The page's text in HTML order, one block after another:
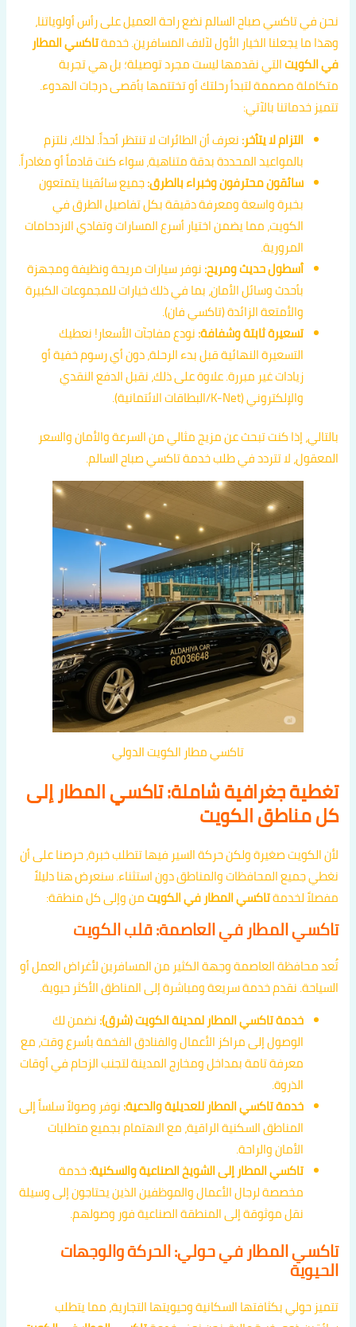
نحن في تاكسي صباح السالم نضع راحة العميل على رأس أولوياتنا،
وهذا ما يجعلنا الخيار الأول لآلاف المسافرين. خدمةتاكسي المطار
في الكويتالتي نقدمها ليست مجرد توصيلة؛ بل هي تجربة
متكاملة مصممة لتبدأ رحلتك أو تختتمها بأقصى درجات الهدوء.
تتميز خدماتنا بالآتي:
التزام لا يتأخر:نعرف أن الطائرات لا تنتظر أحداً. لذلك، نلتزم
بالمواعيد المحددة بدقة متناهية، سواء كنت قادماً أو مغادراً.
سائقون محترفون وخبراء بالطرق:جميع سائقينا يتمتعون
بخبرة واسعة ومعرفة دقيقة بكل تفاصيل الطرق في
الكويت، مما يضمن اختيار أسرع المسارات وتفادي الازدحامات
المرورية.
أسطول حديث ومريح:نوفر سيارات مريحة ونظيفة ومجهزة
بأحدث وسائل الأمان، بما في ذلك خيارات للمجموعات الكبيرة
والأمتعة الزائدة (تاكسي فان).
تسعيرة ثابتة وشفافة:نودع مفاجآت الأسعار! نعطيك
التسعيرة النهائية قبل بدء الرحلة، دون أي رسوم خفية أو
زيادات غير مبررة. علاوة على ذلك، نقبل الدفع النقدي
والإلكتروني (K-Net/البطاقات الائتمانية).
بالتالي، إذا كنت تبحث عن مزيج مثالي من السرعة والأمان والسعر
المعقول، لا تتردد في طلب خدمة تاكسي صباح السالم.
تاكسي مطار الكويت الدولي
تغطية جغرافية شاملة: تاكسي المطار إلى
كل مناطق الكويت
لأن الكويت صغيرة ولكن حركة السير فيها تتطلب خبرة، حرصنا على أن
نغطي جميع المحافظات والمناطق دون استثناء. سنعرض هنا دليلاً
مفصلاً لخدمةتاكسي المطار في الكويتمن وإلى كل منطقة:
تاكسي المطار في العاصمة: قلب الكويت
تُعد محافظة العاصمة وجهة الكثير من المسافرين لأغراض العمل أو
السياحة. نقدم خدمة سريعة ومباشرة إلى المناطق الأكثر حيوية.
خدمة تاكسي المطار لمدينة الكويت (شرق):نضمن لك
الوصول إلى مراكز الأعمال والفنادق الفخمة بأسرع وقت، مع
معرفة تامة بمداخل ومخارج المدينة لتجنب الزحام في أوقات
الذروة.
خدمة تاكسي المطار للعديلية والدعية:نوفر وصولاً سلساً إلى
المناطق السكنية الراقية، مع الاهتمام بجميع متطلبات
الأمان والراحة.
تاكسي المطار إلى الشويخ الصناعية والسكنية:خدمة
مخصصة لرجال الأعمال والموظفين الذين يحتاجون إلى وسيلة
نقل موثوقة إلى المنطقة الصناعية فور وصولهم.
تاكسي المطار في حولي: الحركة والوجهات
الحيوية
تتميز حولي بكثافتها السكانية وحيويتها التجارية، مما يتطلب